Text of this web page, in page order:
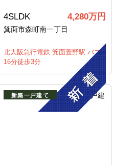
4SLDK 4,280万円
箕面市森町南一丁目
北大阪急行電鉄 箕面萱野駅 バス
16分徒歩3分
新築一戸建て